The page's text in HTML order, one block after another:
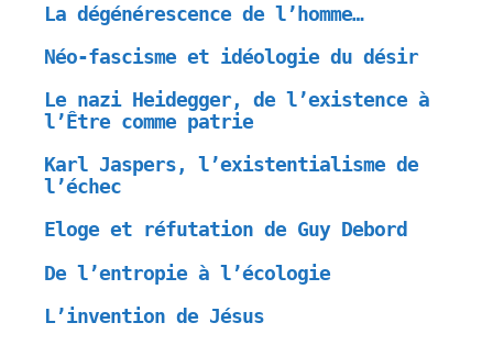
La dégénérescence de l’homme…
Néo-fascisme et idéologie du désir
Le nazi Heidegger, de l’existence à
l’Être comme patrie
Karl Jaspers, l’existentialisme de
l’échec
Eloge et réfutation de Guy Debord
De l’entropie à l’écologie
L’invention de Jésus